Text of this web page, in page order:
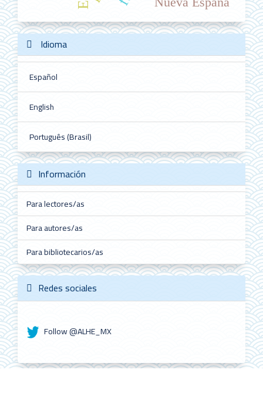
Idioma
Español
English
Português (Brasil)
Información
Para lectores/as
Para autores/as
Para bibliotecarios/as
Redes sociales
Follow @ALHE_MX